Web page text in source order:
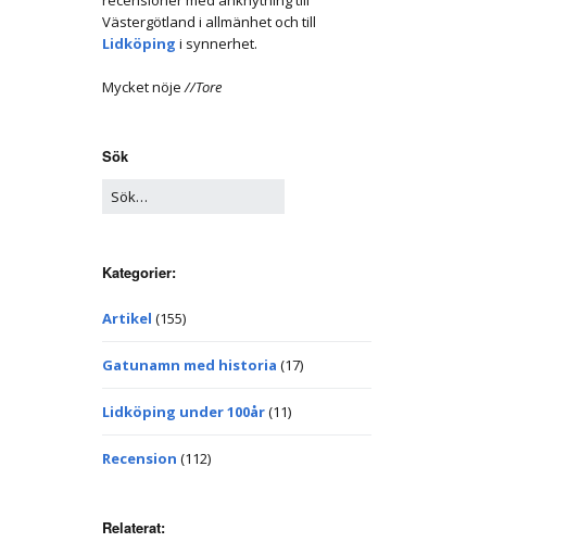
Västergötland i allmänhet och till
Lidköping i synnerhet.
Mycket nöje//Tore
Sök
Kategorier:
Artikel (155)
Gatunamn med historia (17)
Lidköping under 100år(11)
Recension (112)
Relaterat: